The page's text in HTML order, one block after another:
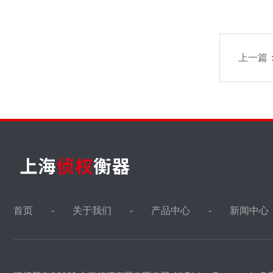
上一篇
首页 关于我们 产品中心 新闻中心